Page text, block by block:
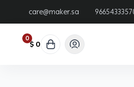
care@maker.sa
0 0 $